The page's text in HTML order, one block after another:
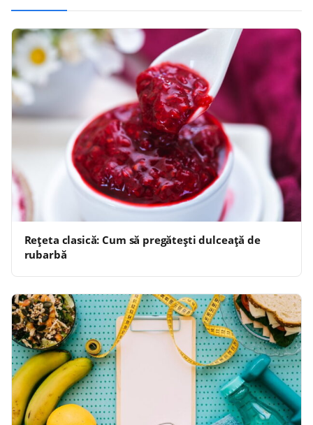
Rețeta clasică: Cum să pregătești dulceață de
rubarbă